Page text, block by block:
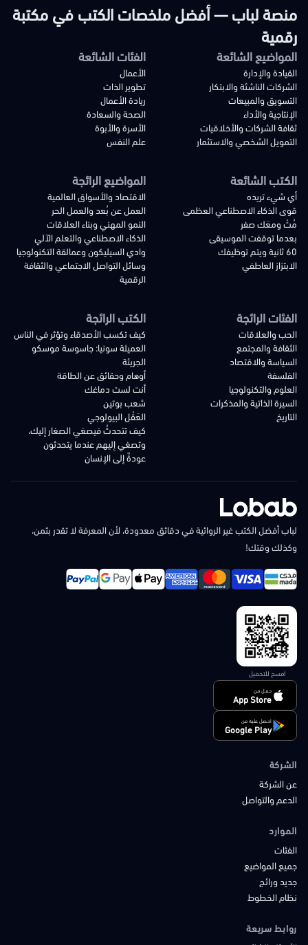
منصة لباب — أفضل ملخصات الكتب في مكتبة
رقمية
المواضيع الشائعة
القيادة والإدارة
الشركات الناشئة والابتكار
التسويق والمبيعات
الإنتاجية والأداء
ثقافة الشركات والأخلاقيات
التمويل الشخصي والاستثمار
الفئات الشائعة
الأعمال
تطوير الذات
ريادة الأعمال
الصحة والسعادة
الأسرة والأبوة
علم النفس
الكتب الشائعة
أي شيء تريده
قوى الذكاء الاصطناعي العظمى
مُتْ ومعَك صفر
بعدما توقفت الموسيقى
60 ثانية ويتم توظيفك
الابتزاز العاطفي
المواضيع الرائجة
الاقتصاد والأسواق العالمية
العمل عن بُعد والعمل الحر
النمو المهني وبناء العلاقات
الذكاء الاصطناعي والتعلم الآلي
وادي السيليكون وعمالقة التكنولوجيا
وسائل التواصل الاجتماعي والثقافة
الرقمية
الفئات الرائجة
الحب والعلاقات
الثقافة والمجتمع
السياسة والاقتصاد
الفلسفة
العلوم والتكنولوجيا
السيرة الذاتية والمذكرات
التاريخ
الكتب الرائجة
كيف تكسب الأصدقاء وتؤثر في الناس
العميلة سونيا: جاسوسة موسكو
الجريئة
أوهام وحقائق عن الطاقة
أنت لست دماغك
شعب بوتين
العَقْل البيولوجي
كيف تتحدثُ فيصغي الصغار إليك،
وتصغي إليهم عندما يتحدثون
عودةٌ إلى الإنسان
لباب أفضل الكتب غير الروائية في دقائق معدودة، لأن المعرفة لا تقدر بثمن،
وكذلك وقتك!
امسح للتحميل
حمل من
App Store
احصل عليه من
Google Play
الشركة
عن الشركة
الدعم والتواصل
الموارد
الفئات
جميع المواضيع
جديد ورائج
نظام الخطوط
روابط سريعة